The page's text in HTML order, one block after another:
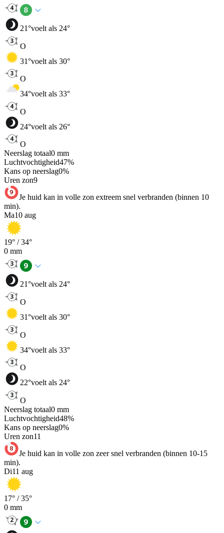
21°voelt als 24°
O
31°voelt als 30°
O
34°voelt als 33°
O
24°voelt als 26°
O
Neerslag totaal0 mm
Luchtvochtigheid47%
Kans op neerslag0%
Uren zon9
Je huid kan in volle zon extreem snel verbranden (binnen 10
min).
Ma10 aug
19° /34°
0 mm
21°voelt als 24°
O
31°voelt als 30°
O
34°voelt als 33°
O
22°voelt als 24°
O
Neerslag totaal0 mm
Luchtvochtigheid48%
Kans op neerslag0%
Uren zon11
Je huid kan in volle zon zeer snel verbranden (binnen 10-15
min).
Di11 aug
17° /35°
0 mm